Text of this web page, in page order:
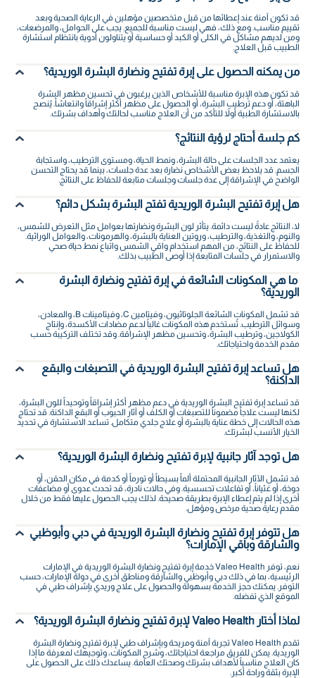
قد تكون آمنة عند إعطائها من قبل متخصصين مؤهلين في الرعاية الصحية وبعد
تقييم مناسب. ومع ذلك، فهي ليست مناسبة للجميع. يجب على الحوامل، والمرضعات،
ومن لديهم مشاكل في الكلى أو الكبد أو حساسية أو يتناولون أدوية بانتظام استشارة
الطبيب قبل العلاج.
من يمكنه الحصول على إبرة تفتيح ونضارة البشرة الوريدية؟
قد تكون هذه الإبرة مناسبة للأشخاص الذين يرغبون في تحسين مظهر البشرة
الباهتة، أو دعم ترطيب البشرة، أو الحصول على مظهر أكثر إشراقاً وانتعاشاً. يُنصح
بالاستشارة الطبية أولاً للتأكد من أن العلاج مناسب لحالتك وأهداف بشرتك.
كم جلسة أحتاج لرؤية النتائج؟
يعتمد عدد الجلسات على حالة البشرة، ونمط الحياة، ومستوى الترطيب، واستجابة
الجسم. قد يلاحظ بعض الأشخاص نضارة بعد عدة جلسات، بينما قد يحتاج التحسن
الواضح في الإشراقة إلى عدة جلسات وجلسات متابعة للحفاظ على النتائج.
هل إبرة تفتيح البشرة الوريدية تفتح البشرة بشكل دائم؟
لا، النتائج عادةً ليست دائمة. يتأثر لون البشرة ونضارتها بعوامل مثل التعرض للشمس،
والنوم، والتغذية، والترطيب، وروتين العناية بالبشرة، والهرمونات، والعوامل الوراثية.
للحفاظ على النتائج، من المهم استخدام واقي الشمس واتباع نمط حياة صحي
والاستمرار في جلسات المتابعة إذا أوصى الطبيب بذلك.
ما هي المكونات الشائعة في إبرة تفتيح ونضارة البشرة
الوريدية؟
قد تشمل المكونات الشائعة الجلوتاثيون، وفيتامين C، وفيتامينات B، والمعادن،
وسوائل الترطيب. تُستخدم هذه المكونات غالباً لدعم مضادات الأكسدة، وإنتاج
الكولاجين، وترطيب البشرة، وتحسين مظهر الإشراقة. وقد تختلف التركيبة حسب
مقدم الخدمة واحتياجاتك.
هل تساعد إبرة تفتيح البشرة الوريدية في التصبغات والبقع
الداكنة؟
قد تساعد إبرة تفتيح البشرة الوريدية في دعم مظهر أكثر إشراقاً وتوحيداً للون البشرة،
لكنها ليست علاجاً مضموناً للتصبغات أو الكلف أو آثار الحبوب أو البقع الداكنة. قد تحتاج
هذه الحالات إلى خطة عناية بالبشرة أو علاج جلدي متكامل. تساعد الاستشارة في تحديد
الخيار الأنسب لبشرتك.
هل توجد آثار جانبية لإبرة تفتيح ونضارة البشرة الوريدية؟
قد تشمل الآثار الجانبية المحتملة ألماً بسيطاً أو تورماً أو كدمة في مكان الحقن، أو
دوخة، أو غثياناً، أو تفاعلات تحسسية. وفي حالات نادرة، قد تحدث عدوى أو مضاعفات
أخرى إذا لم يتم إعطاء الإبرة بطريقة صحيحة. لذلك يجب الحصول عليها فقط من خلال
مقدم رعاية صحية مرخص ومؤهل.
هل تتوفر إبرة تفتيح ونضارة البشرة الوريدية في دبي وأبوظبي
والشارقة وباقي الإمارات؟
نعم، توفر Valeo Health خدمة إبرة تفتيح ونضارة البشرة الوريدية في الإمارات
الرئيسية، بما في ذلك دبي وأبوظبي والشارقة ومناطق أخرى في دولة الإمارات، حسب
التوفر. يمكنك حجز الخدمة بسهولة والحصول على علاج وريدي بإشراف طبي في
الموقع الذي تفضله.
لماذا أختار Valeo Health لإبرة تفتيح ونضارة البشرة الوريدية؟
تقدم Valeo Health تجربة آمنة ومريحة وبإشراف طبي لإبرة تفتيح ونضارة البشرة
الوريدية. يمكن للفريق مراجعة احتياجاتك، وشرح المكونات، وتوجيهك لمعرفة ما إذا
كان العلاج مناسباً لأهداف بشرتك وصحتك العامة. يساعدك ذلك على الحصول على
الإبرة بثقة وراحة أكبر.